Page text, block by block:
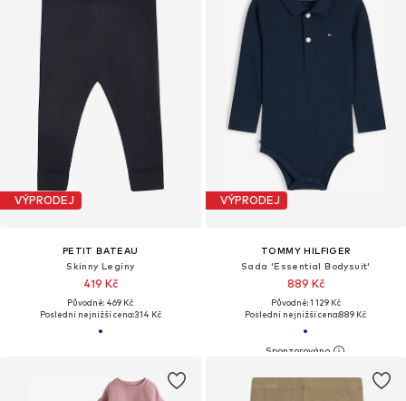
VÝPRODEJ
PETIT BATEAU
Skinny Legíny
419 Kč
Původně: 469 Kč
Poslední nejnižší cena:314 Kč
VÝPRODEJ
TOMMY HILFIGER
Sada 'Essential Bodysuit'
889 Kč
Původně: 1 129 Kč
Poslední nejnižší cena:889 Kč